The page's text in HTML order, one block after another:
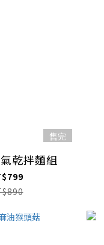
售完
乾拌麵組